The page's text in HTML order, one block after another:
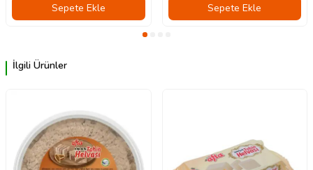
Sepete Ekle Sepete Ekle
İlgili Ürünler